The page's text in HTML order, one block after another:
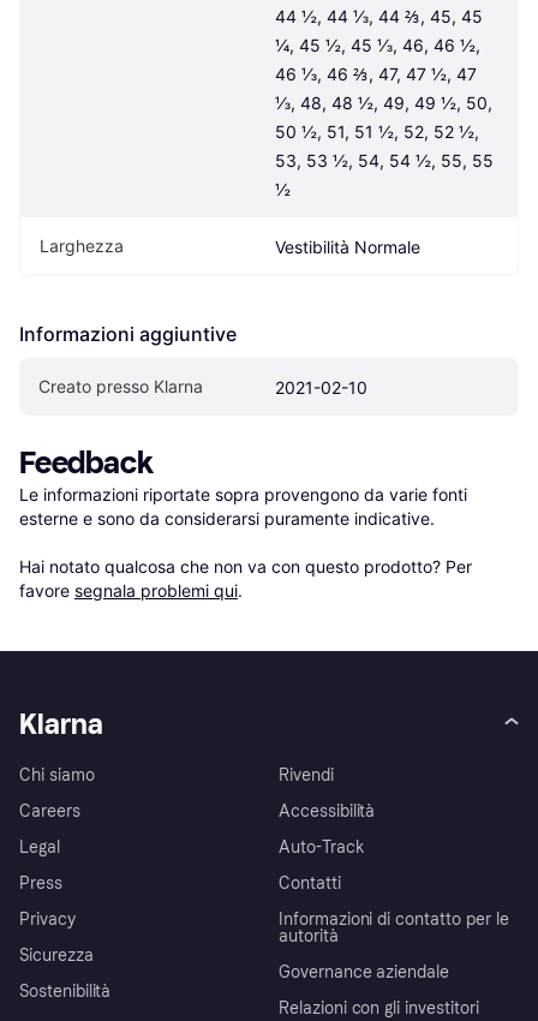
44 ½, 44 ⅓, 44 ⅔, 45, 45
¼, 45 ½, 45 ⅓, 46, 46 ½,
46 ⅓, 46 ⅔, 47, 47 ½, 47
⅓, 48, 48 ½, 49, 49 ½, 50,
50 ½, 51, 51 ½, 52, 52 ½,
53, 53 ½, 54, 54 ½, 55, 55
½
Larghezza Vestibilità Normale
Informazioni aggiuntive
Creato presso Klarna 2021-02-10
Feedback
Le informazioni riportate sopra provengono da varie fonti
esterne e sono da considerarsi puramente indicative.
Hai notato qualcosa che non va con questo prodotto? Per
favore segnala problemi qui.
Klarna
Chi siamo
Careers
Legal
Press
Privacy
Sicurezza
Sostenibilità
Rivendi
Accessibilità
Auto-Track
Contatti
Informazioni di contatto per le
autorità
Governance aziendale
Relazioni con gli investitori